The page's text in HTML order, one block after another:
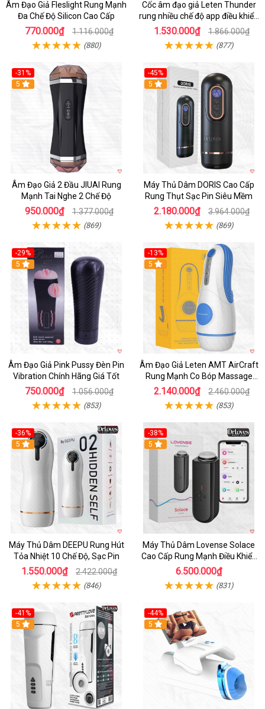
Âm Đạo Giả Fleslight Rung Mạnh
Đa Chế Độ Silicon Cao Cấp
770.000₫ 1.116.000₫
(880)
Cốc âm đạo giả Leten Thunder
rung nhiều chế độ app điều khiển
tiện lợi
1.530.000₫ 1.866.000₫
(877)
-31%
5
Âm Đạo Giả 2 Đầu JIUAI Rung
Mạnh Tai Nghe 2 Chế Độ
950.000₫ 1.377.000₫
(869)
-45%
Hot
5
Máy Thủ Dâm DORIS Cao Cấp
Rung Thụt Sạc Pin Siêu Mềm
2.180.000₫ 3.964.000₫
(869)
-29%
5
Âm Đạo Giả Pink Pussy Đèn Pin
Vibration Chính Hãng Giá Tốt
750.000₫ 1.056.000₫
(853)
-13%
5
Âm Đạo Giả Leten AMT AirCraft
Rung Mạnh Co Bóp Massage
Êm Ái
2.140.000₫ 2.460.000₫
(853)
-36%
Hot
5
Máy Thủ Dâm DEEPU Rung Hút
Tỏa Nhiệt 10 Chế Độ, Sạc Pin
1.550.000₫ 2.422.000₫
(846)
-38%
Hot
5
Máy Thủ Dâm Lovense Solace
Cao Cấp Rung Mạnh Điều Khiển
App
6.500.000₫
(831)
-41%
Hot
5
-44%
Hot
5